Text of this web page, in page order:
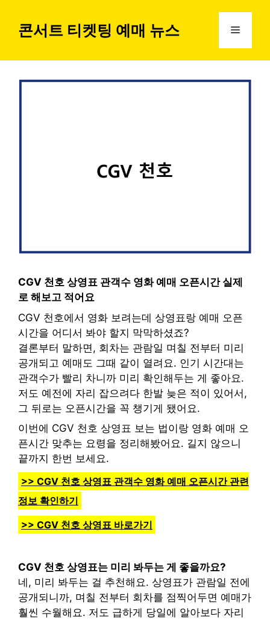
콘서트 티켓팅 예매 뉴스 메
CGV 천호 상영표 관객수 영화 예매 오픈시간 실제
로 해보고 적어요
CGV 천호에서 영화 보려는데 상영표랑 예매 오픈
시간을 어디서 봐야 할지 막막하셨죠?
결론부터 말하면, 회차는 관람일 며칠 전부터 미리
공개되고 예매도 그때 같이 열려요. 인기 시간대는
관객수가 빨리 차니까 미리 확인해두는 게 좋아요.
저도 예전에 자리 잡으려다 한발 늦은 적이 있어서,
그 뒤로는 오픈시간을 꼭 챙기게 됐어요.
이번에 CGV 천호 상영표 보는 법이랑 영화 예매 오
픈시간 맞추는 요령을 정리해봤어요. 길지 않으니
끝까지 한번 보세요.
>> CGV 천호 상영표 관객수 영화 예매 오픈시간 관련
정보 확인하기
>> CGV 천호 상영표 바로가기
CGV 천호 상영표는 미리 봐두는 게 좋을까요?
네, 미리 봐두는 걸 추천해요. 상영표가 관람일 전에
공개되니까, 며칠 전부터 회차를 점찍어두면 예매가
훨씬 수월해요. 저도 급하게 당일에 알아보다 자리